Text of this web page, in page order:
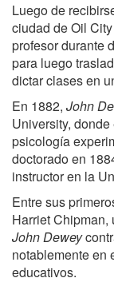
Luego de
ciudad de Oil
profesor durante
para luego
dictar clases en
En 1882, John
University,
psicología
doctorado en
instructor en la
Entre sus
Harriet
John Dewey
notablemente en
educativos.